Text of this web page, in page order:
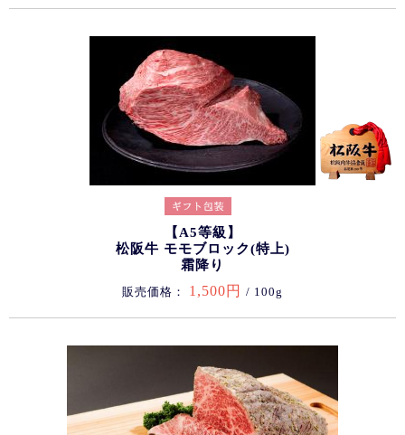
【A5等級】
松阪牛 モモブロック(特上)
霜降り
販売価格： 1,500円 / 100g